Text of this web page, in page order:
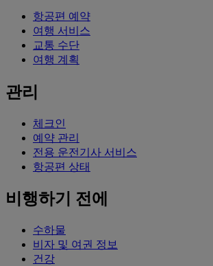
항공편 예약
여행 서비스
교통 수단
여행 계획
관리
체크인
예약 관리
전용 운전기사 서비스
항공편 상태
비행하기 전에
수하물
비자 및 여권 정보
건강